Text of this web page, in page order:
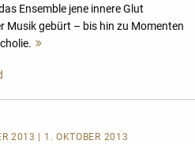
Ensemble jene innere Glut
Musik gebürt – bis hin zu Momenten
2013 | 1. OKTOBER 2013